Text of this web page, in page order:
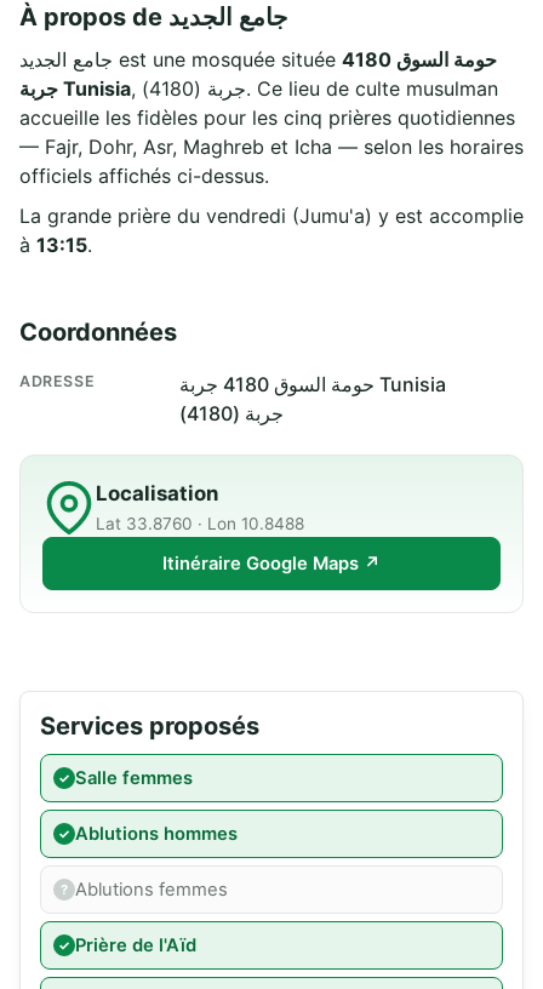
À propos de جامع الجديد
جامع الجديد est une mosquée située حومة السوق 4180
جربة Tunisia, جربة (4180). Ce lieu de culte musulman
accueille les fidèles pour les cinq prières quotidiennes
— Fajr, Dohr, Asr, Maghreb et Icha — selon les horaires
officiels affichés ci-dessus.
La grande prière du vendredi (Jumu'a) y est accomplie
à 13:15.
Coordonnées
ADRESSE
حومة السوق 4180 جربة Tunisia
جربة (4180)
Localisation
Lat 33.8760 · Lon 10.8488
Itinéraire Google Maps ↗
Services proposés
Salle femmes
Ablutions hommes
Ablutions femmes
Prière de l'Aïd